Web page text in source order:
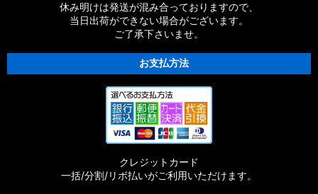
休み明けは発送が混み合っておりますので、
当日出荷ができない場合がございます。
ご了承下さいませ。
お支払方法
クレジットカード
一括/分割/リボ払いがご利用いただけます。